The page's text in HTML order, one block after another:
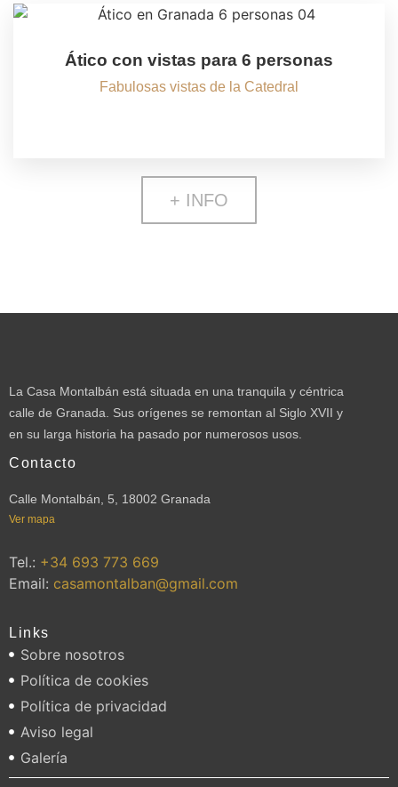
Ático con vistas para 6 personas
Fabulosas vistas de la Catedral
+ INFO
La Casa Montalbán está situada en una tranquila y céntrica
calle de Granada. Sus orígenes se remontan al Siglo XVII y
en su larga historia ha pasado por numerosos usos.
Contacto
Calle Montalbán, 5, 18002 Granada
Ver mapa
Tel.: +34 693 773 669
Email: casamontalban@gmail.com
Links
Sobre nosotros
Política de cookies
Política de privacidad
Aviso legal
Galería